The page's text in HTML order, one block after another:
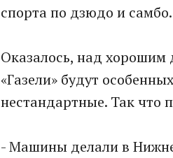
спорта по дзюдо и самбо.
Оказалось, над хорошим
«Газели» будут
нестандартные. Так что
- Машины делали в